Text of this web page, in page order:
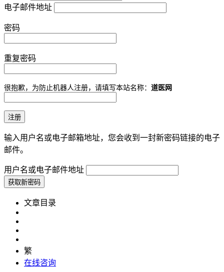
电子邮件地址
密码
重复密码
很抱歉，为防止机器人注册，请填写本站名称： 道医网
输入用户名或电子邮箱地址，您会收到一封新密码链接的电子
邮件。
用户名或电子邮件地址
文章目录
繁
在线咨询